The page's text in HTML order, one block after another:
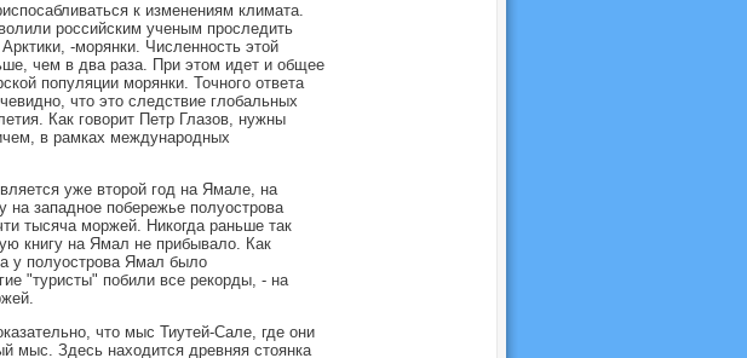
к изменениям климата.
российским ученым проследить
-морянки. Численность этой
чем в два раза. При этом идет и общее
популяции морянки. Точного ответа
что это следствие глобальных
Как говорит Петр Глазов, нужны
в рамках международных
уже второй год на Ямале, на
западное побережье полуострова
тысяча моржей. Никогда раньше так
книгу на Ямал не прибывало. Как
у полуострова Ямал было
"туристы" побили все рекорды, - на
что мыс Тиутей-Сале, где они
мыс. Здесь находится древняя стоянка